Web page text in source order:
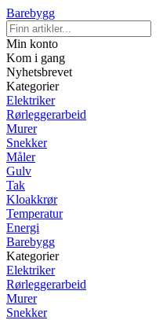
Barebygg
Min konto
Kom i gang
Nyhetsbrevet
Kategorier
Elektriker
Rørleggerarbeid
Murer
Snekker
Måler
Gulv
Tak
Kloakkrør
Temperatur
Energi
Barebygg
Kategorier
Elektriker
Rørleggerarbeid
Murer
Snekker